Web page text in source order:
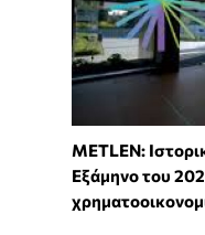
METLEN:
Εξάμηνο του